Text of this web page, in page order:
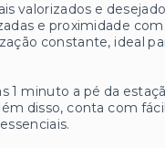
valorizados e
e proximidade
constante, ideal
minuto a pé da
disso, conta com